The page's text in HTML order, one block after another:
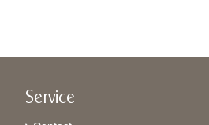
Service